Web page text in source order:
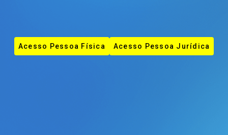
Acesso Pessoa Física Acesso Pessoa Jurídica